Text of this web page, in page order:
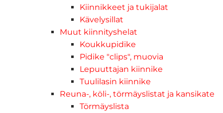
Kiinnikkeet ja tukijalat
Kävelysillat
Muut kiinnityshelat
Koukkupidike
Pidike "clips", muovia
Lepuuttajan kiinnike
Tuulilasin kiinnike
Reuna-, köli-, törmäyslistat ja kansikate
Törmäyslista